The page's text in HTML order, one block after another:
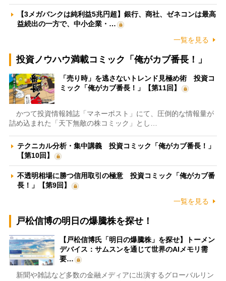
【3メガバンクは純利益5兆円超】銀行、商社、ゼネコンは最高
益続出の一方で、中小企業・…
一覧を見る
投資ノウハウ満載コミック「俺がカブ番長！」
「売り時」を逃さないトレンド見極め術 投資コ
ミック「俺がカブ番長！」【第11回】
かつて投資情報雑誌「マネーポスト」にて、圧倒的な情報量が
詰め込まれた「天下無敵の株コミック」とし…
テクニカル分析・集中講義 投資コミック「俺がカブ番長！」
【第10回】
不透明相場に勝つ信用取引の極意 投資コミック「俺がカブ番
長！」【第9回】
一覧を見る
戸松信博の明日の爆騰株を探せ！
【戸松信博氏「明日の爆騰株」を探せ】トーメン
デバイス：サムスンを通じて世界のAIメモリ需
要…
新聞や雑誌など多数の金融メディアに出演するグローバルリン